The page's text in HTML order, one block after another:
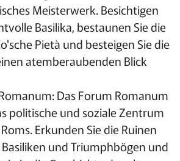
Meisterwerk. Besichtigen
Basilika, bestaunen Sie die
Pietà und besteigen Sie die
atemberaubenden Blick
Das Forum Romanum
politische und soziale Zentrum
Erkunden Sie die Ruinen
und Triumphbögen und